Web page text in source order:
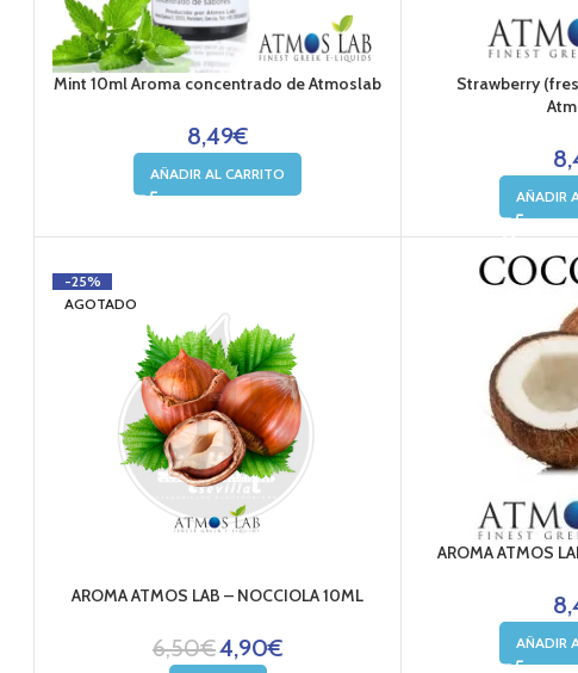
Mint 10ml Aroma concentrado de Atmoslab
8,49€
AÑADIR AL CARRITO
Strawberry
AÑADIR
-25%
AGOTADO
AROMA ATMOS LAB – NOCCIOLA 10ML
6,50€4,90€
AROMA ATMOS
AÑADIR